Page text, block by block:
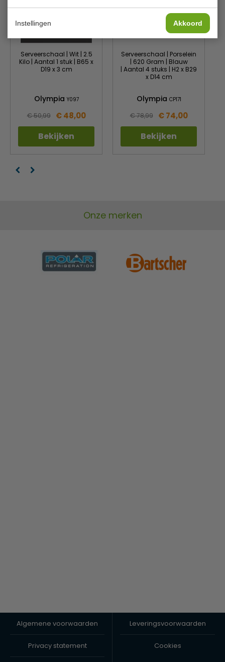
Instellingen Akkoord
Serveerschaal | Wit | 2.5
Kilo | Aantal 1 stuk | B65 x
D19 x 3 cm
Olympia Y097
€ 50,99 € 48,00
Bekijken
Serveerschaal | Porselein
| 620 Gram | Blauw
| Aantal 4 stuks | H2 x B29
x D14 cm
Olympia CP171
€ 78,99 € 74,00
Bekijken
Onze merken
Algemene voorwaarden Leveringsvoorwaarden
Privacy statement Cookies